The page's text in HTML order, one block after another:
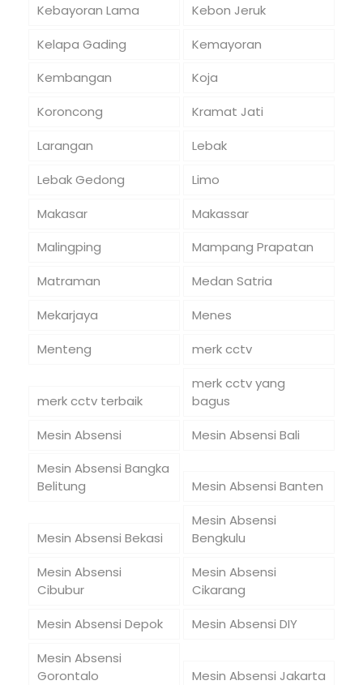
Kebayoran Lama
Kebon Jeruk
Kelapa Gading
Kemayoran
Kembangan
Koja
Koroncong
Kramat Jati
Larangan
Lebak
Lebak Gedong
Limo
Makasar
Makassar
Malingping
Mampang Prapatan
Matraman
Medan Satria
Mekarjaya
Menes
Menteng
merk cctv
merk cctv terbaik
merk cctv yang
bagus
Mesin Absensi
Mesin Absensi Bali
Mesin Absensi Bangka
Belitung
Mesin Absensi Banten
Mesin Absensi Bekasi
Mesin Absensi
Bengkulu
Mesin Absensi
Cibubur
Mesin Absensi
Cikarang
Mesin Absensi Depok
Mesin Absensi DIY
Mesin Absensi
Gorontalo
Mesin Absensi Jakarta